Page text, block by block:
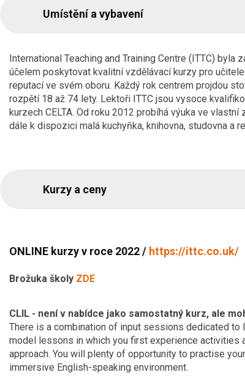
Umístění a vybavení
International Teaching and Training Centre (ITTC)
účelem poskytovat kvalitní vzdělávací kurzy pro
reputací ve svém oboru. Každý rok centrem projdou
rozpětí 18 až 74 lety. Lektoři ITTC jsou vysoce
kurzech CELTA. Od roku 2012 probíhá výuka ve
dále k dispozici malá kuchyňka, knihovna, studovna a
Kurzy a ceny
ONLINE kurzy v roce 2022 / https://ittc.co.uk/
Brožuka školy ZDE
CLIL - není v nabídce jako samostatný kurz, ale
There is a combination of input sessions dedicated to
model lessons in which you first experience activities
approach. You will plenty of opportunity to practise
immersive English-speaking environment.